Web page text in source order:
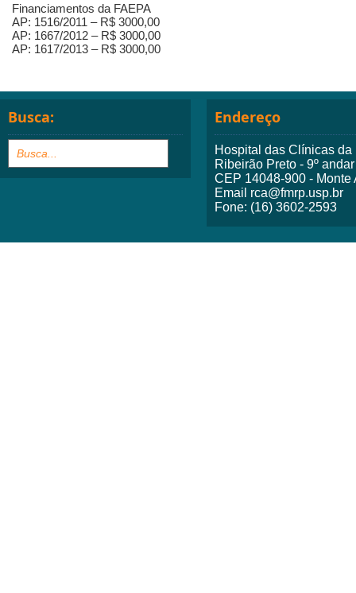
Financiamentos da FAEPA
AP: 1516/2011 – R$ 3000,00
AP: 1667/2012 – R$ 3000,00
AP: 1617/2013 – R$ 3000,00
Busca: Endereço
Hospital das Clínicas
Ribeirão Preto - 9º andar
CEP 14048-900 -
Email rca@fmrp.usp.br
Fone: (16) 3602-2593